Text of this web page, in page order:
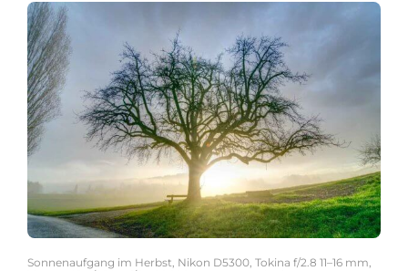
Sonnenaufgang im Herbst, Nikon D5300, Tokina f/2.8 11–16 mm,